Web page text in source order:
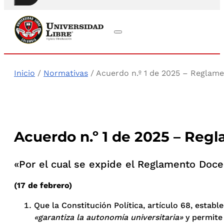
Inicio / Normativas / Acuerdo n.º 1 de 2025 –
Acuerdo n.º 1 de 2025 –
«Por el cual se expide el Reglamento
(17 de febrero)
Que la Constitución Política, artículo 68,
«garantiza la autonomía universitaria»y permite